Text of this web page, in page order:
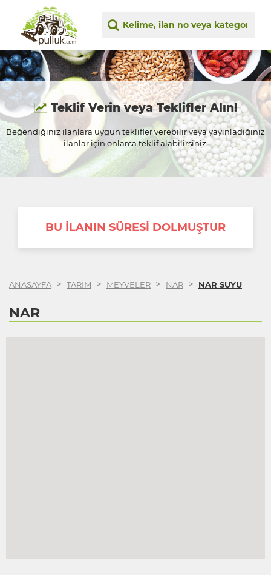
Teklif Verin veya Teklifler Alın!
Beğendiğiniz ilanlara uygun teklifler verebilir veya yayınladığınız
ilanlar için onlarca teklif alabilirsiniz.
BU İLANIN SÜRESİ DOLMUŞTUR
ANASAYFA > TARIM > MEYVELER > NAR > NAR SUYU
NAR